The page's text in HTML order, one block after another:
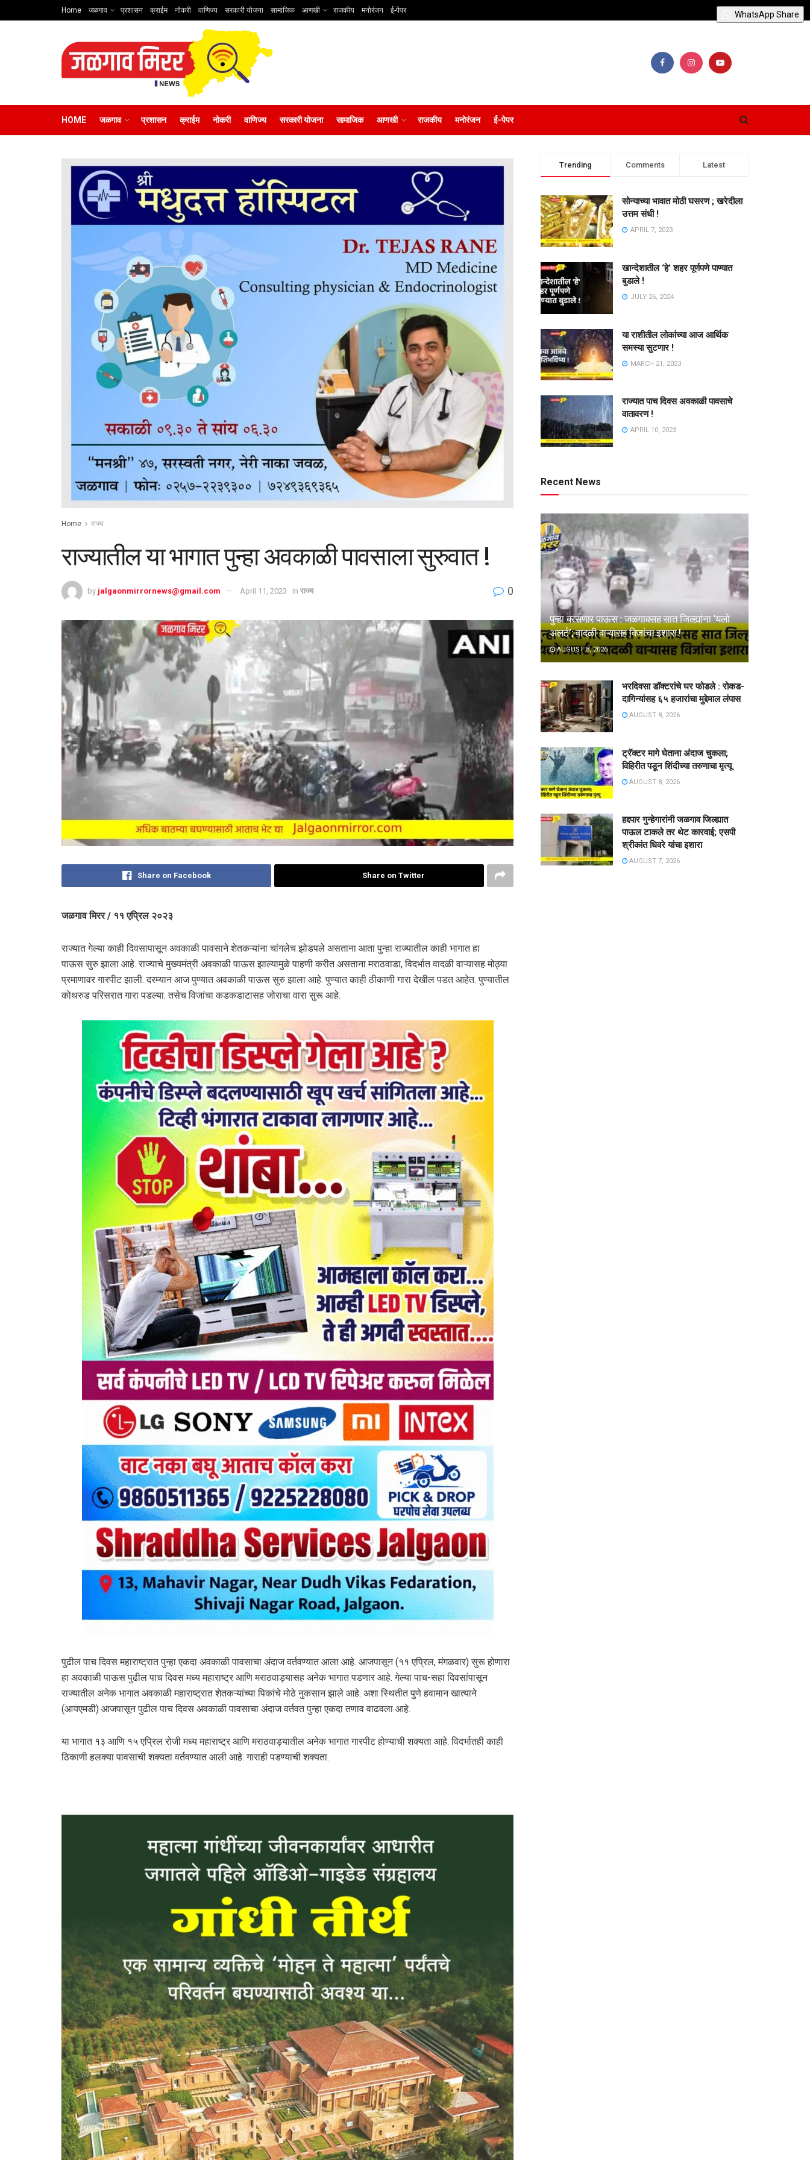
Home जळगाव प्रशासन क्राईम नोकरी वाणिज्य सरकारी योजना सामाजिक आणखी राजकीय मनोरंजन ई-पेपर
HOME जळगाव प्रशासन क्राईम नोकरी वाणिज्य सरकारी योजना सामाजिक आणखी राजकीय मनोरंजन ई-पेपर
Home राज्य
राज्यातील या भागात पुन्हा अवकाळी पावसाला सुरुवात !
by jalgaonmirrornews@gmail.com April 11, 2023 in राज्य 0
Share on Facebook Share on Twitter
जळगाव मिरर / ११ एप्रिल २०२३
राज्यात गेल्या काही दिवसापासून अवकाळी पावसाने शेतकऱ्यांना चांगलेच झोडपले असताना आता पुन्हा राज्यातील काही भागात हा
पाऊस सुरु झाला आहे. राज्याचे मुख्यमंत्री अवकाळी पाऊस झाल्यामुळे पाहणी करीत असताना मराठवाडा, विदर्भात वादळी वाऱ्यासह मोठ्या
प्रमाणावर गारपीट झाली. दरम्यान आज पुण्यात अवकाळी पाऊस सुरु झाला आहे. पुण्यात काही ठीकाणी गारा देखील पडत आहेत. पुण्यातील
कोथरुड परिसरात गारा पडल्या. तसेच विजांचा कडकडाटासह जोराचा वारा सुरू आहे.
पुढील पाच दिवस महाराष्ट्रात पुन्हा एकदा अवकाळी पावसाचा अंदाज वर्तवण्यात आला आहे. आजपासून (११ एप्रिल, मंगळवार) सुरू होणारा
हा अवकाळी पाऊस पुढील पाच दिवस मध्य महाराष्ट्र आणि मराठवाड्यासह अनेक भागात पडणार आहे. गेल्या पाच-सहा दिवसांपासून
राज्यातील अनेक भागात अवकाळी महाराष्ट्रात शेतकऱ्यांच्या पिकांचे मोठे नुकसान झाले आहे. अशा स्थितीत पुणे हवामान खात्याने
(आयएमडी) आजपासून पुढील पाच दिवस अवकाळी पावसाचा अंदाज वर्तवत पुन्हा एकदा तणाव वाढवला आहे.
या भागात १३ आणि १५ एप्रिल रोजी मध्य महाराष्ट्र आणि मराठवाड्यातील अनेक भागात गारपीट होण्याची शक्यता आहे. विदर्भातही काही
ठिकाणी हलक्या पावसाची शक्यता वर्तवण्यात आली आहे. गाराही पडण्याची शक्यता.
Trending Comments Latest
सोन्याच्या भावात मोठी घसरण ; खरेदीला
उत्तम संधी !
APRIL 7, 2023
खान्देशातील ‘हे’ शहर पूर्णपणे पाण्यात
बुडाले !
JULY 26, 2024
या राशीतील लोकांच्या आज आर्थिक
समस्या सुटणार !
MARCH 21, 2023
राज्यात पाच दिवस अवकाळी पावसाचे
वातावरण !
APRIL 10, 2023
Recent News
पुन्हा बरसणार पाऊस : जळगावसह सात जिल्ह्यांना ‘यलो
अलर्ट’; वादळी वाऱ्यासह विजांचा इशारा !
AUGUST 8, 2026
भरदिवसा डॉक्टरांचे घर फोडले : रोकड-
दागिन्यांसह ६५ हजारांचा मुद्देमाल लंपास
AUGUST 8, 2026
ट्रॅक्टर मागे घेताना अंदाज चुकला;
विहिरीत पडून शिंदीच्या तरुणाचा मृत्यू
AUGUST 8, 2026
हद्दपार गुन्हेगारांनी जळगाव जिल्ह्यात
पाऊल टाकले तर थेट कारवाई; एसपी
श्रीकांत धिवरे यांचा इशारा
AUGUST 7, 2026
WhatsApp Share